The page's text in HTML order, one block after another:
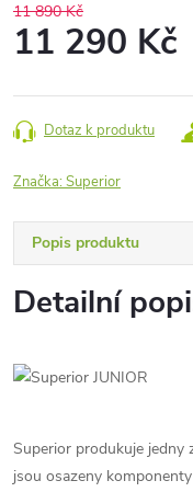
11 890 Kč
11 290 Kč
cena:
Dotaz k produktu
Značka:Superior
Popis produktu
Detailní
Superior produkuje jedny
jsou osazeny